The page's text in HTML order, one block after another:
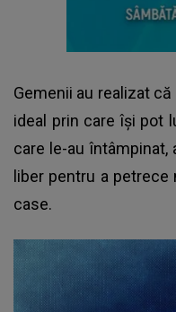
Gemenii au realizat
ideal prin care își pot
care le-au
liber pentru a
case.